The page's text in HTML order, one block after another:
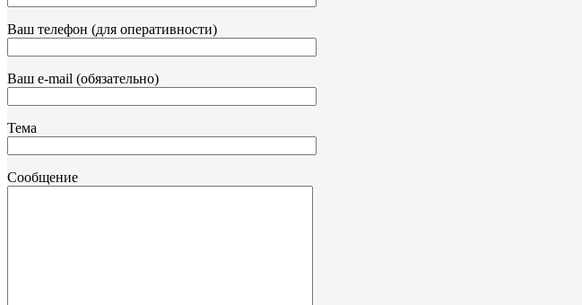
Ваш телефон (для оперативности)
Ваш e-mail (обязательно)
Тема
Сообщение